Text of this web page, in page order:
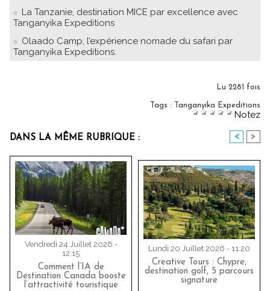
La Tanzanie, destination MICE par excellence avec
Tanganyika Expeditions
Olaado Camp, l’expérience nomade du safari par
Tanganyika Expeditions.
Lu 2281 fois
Tags : Tanganyika Expeditions
Notez
DANS LA MÊME RUBRIQUE : < >
Vendredi 24 Juillet 2026 -
12:15
Comment l’IA de
Destination Canada booste
l’attractivité touristique
Lundi 20 Juillet 2026 - 11:20
Creative Tours : Chypre,
destination golf, 5 parcours
signature